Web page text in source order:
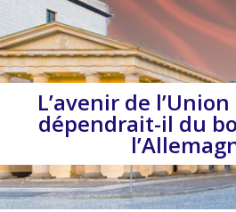
L’avenir de
dépendrait-il du